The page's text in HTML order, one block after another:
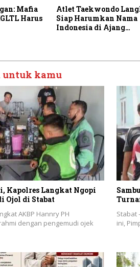
Mafia
Harus
Atlet Taekwondo
Siap Harumkan Nama
Indonesia di Ajang
untuk kamu
Kapolres Langkat Ngopi
Ojol di Stabat
AKBP Hannry PH
dengan pengemudi ojek
Stabat
ini,